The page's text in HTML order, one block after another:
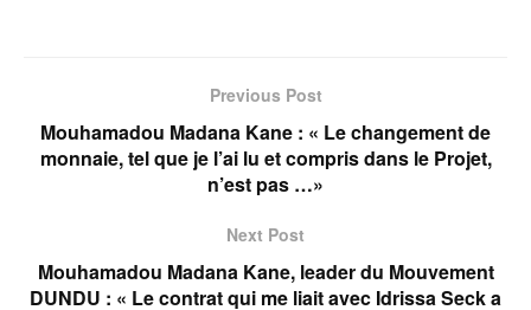
Previous Post
Mouhamadou Madana Kane : « Le changement de
monnaie, tel que je l’ai lu et compris dans le Projet,
n’est pas …»
Next Post
Mouhamadou Madana Kane, leader du Mouvement
DUNDU : « Le contrat qui me liait avec Idrissa Seck a